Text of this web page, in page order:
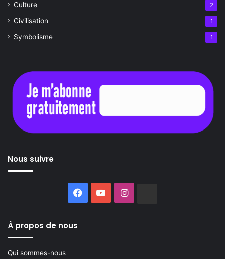
Culture 2
Civilisation 1
Symbolisme 1
Nous suivre
Facebook
YouTubeInstagram
À propos de nous
Qui sommes-nous